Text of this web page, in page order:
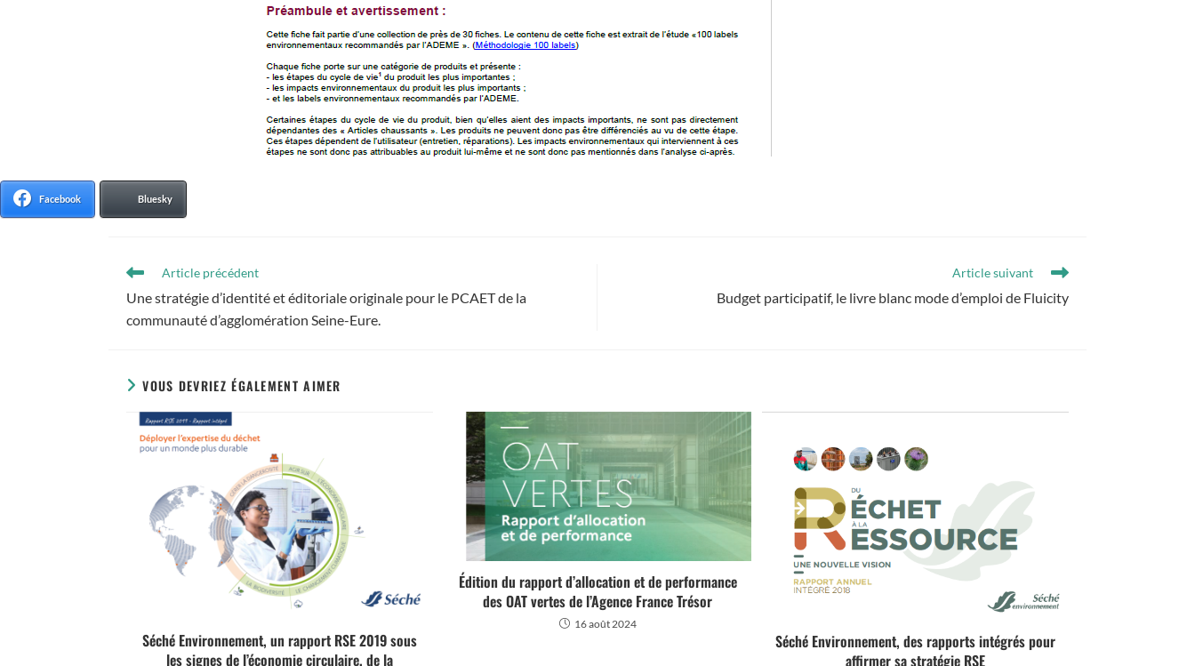
Facebook Bluesky
Article précédent
Une stratégie d’identité et éditoriale originale pour le PCAET de la
communauté d’agglomération Seine-Eure.
Article suivant
Budget participatif, le livre blanc mode d’emploi de Fluicity
VOUS DEVRIEZ ÉGALEMENT AIMER
Séché Environnement, un rapport RSE 2019 sous
les signes de l’économie circulaire, de la
Édition du rapport d’allocation et de performance
des OAT vertes de l’Agence France Trésor
16 août 2024
Séché Environnement, des rapports intégrés pour
affirmer sa stratégie RSE